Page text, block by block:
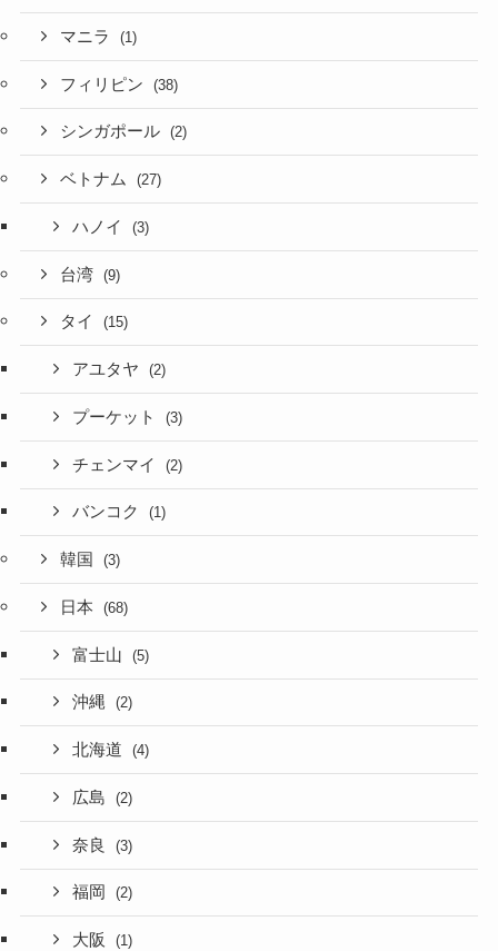
マニラ (1)
フィリピン (38)
シンガポール (2)
ベトナム (27)
ハノイ (3)
台湾 (9)
タイ (15)
アユタヤ (2)
プーケット (3)
チェンマイ (2)
バンコク (1)
韓国 (3)
日本 (68)
富士山 (5)
沖縄 (2)
北海道 (4)
広島 (2)
奈良 (3)
福岡 (2)
大阪 (1)